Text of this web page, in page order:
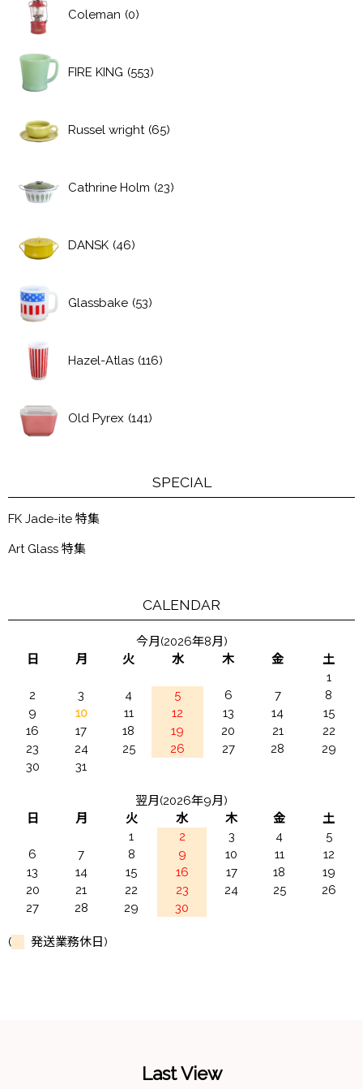
Coleman (0)
FIRE KING (553)
Russel wright (65)
Cathrine Holm (23)
DANSK (46)
Glassbake (53)
Hazel-Atlas (116)
Old Pyrex (141)
SPECIAL
FK Jade-ite 特集
Art Glass 特集
CALENDAR
今月(2026年8月)
日
月 火 水 木 金
土
1
2
3 4 5 6 7
8
9
10 11 12 13 14
15
16
17 18 19 20 21
22
23
24 25 26 27 28
29
30
31
翌月(2026年9月)
日
月 火 水 木 金
土
1
2 3 4
5
6
7 8 9 10 11
12
13
14 15 16 17 18
19
20
21 22 23 24 25
26
27
28 29 30
( 発送業務休日)
Last View